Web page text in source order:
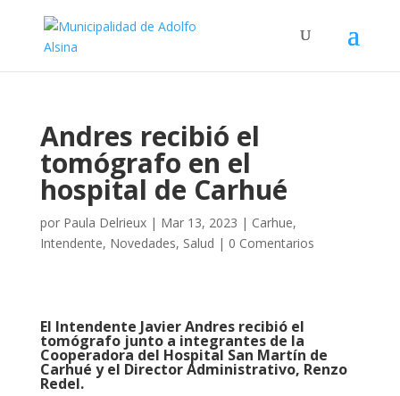
Andres recibió el
tomógrafo en el
hospital de Carhué
por Paula Delrieux| Mar 13, 2023 | Carhue,
Intendente, Novedades, Salud | 0 Comentarios
El Intendente Javier Andres recibió el
tomógrafo junto a integrantes de la
Cooperadora del Hospital San Martín de
Carhué y el Director Administrativo, Renzo
Redel.